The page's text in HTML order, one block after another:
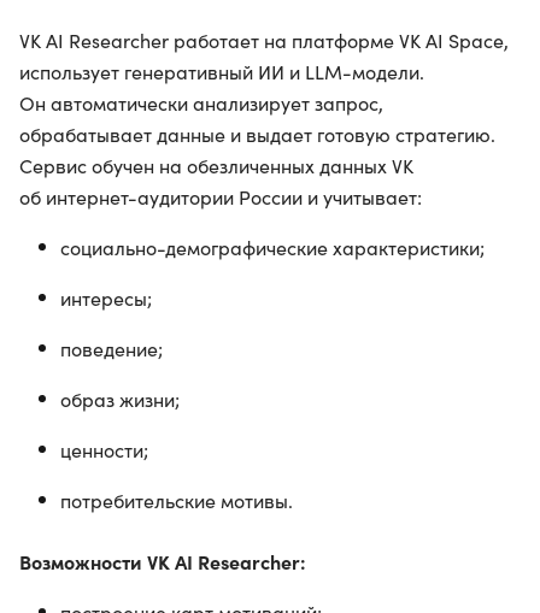
VK AI Researcher работает на платформе VK AI Space,
использует генеративный ИИ и LLM-модели.
Он автоматически анализирует запрос,
обрабатывает данные и выдает готовую стратегию.
Сервис обучен на обезличенных данных VK
об интернет-аудитории России и учитывает:
социально-демографические характеристики;
интересы;
поведение;
образ жизни;
ценности;
потребительские мотивы.
Возможности VK AI Researcher: